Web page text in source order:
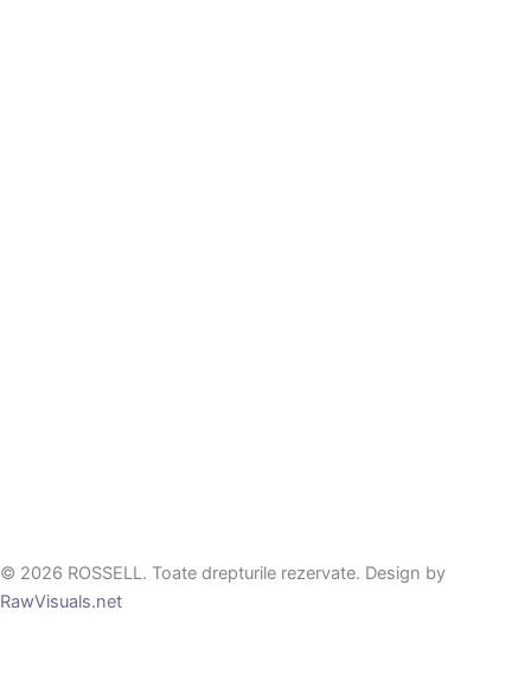
© 2026 ROSSELL. Toate drepturile rezervate. Design by
RawVisuals.net